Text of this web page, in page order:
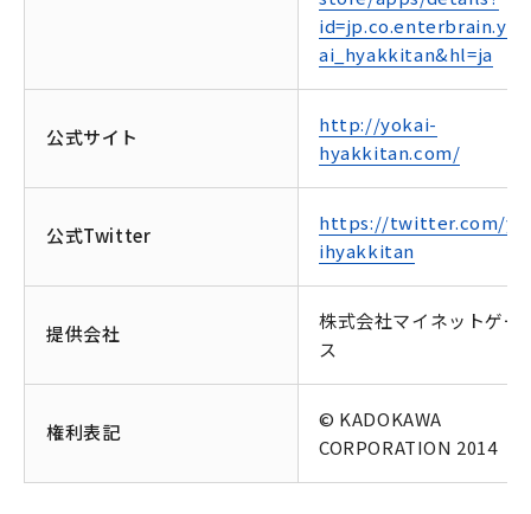
ai_hyakkitan&hl=ja
公式サイト
http://yokai-
hyakkitan.com/
公式Twitter
https://twitter.com/
ihyakkitan
提供会社
株式会社マイネットゲー
ス
権利表記
© KADOKAWA
CORPORATION 2014